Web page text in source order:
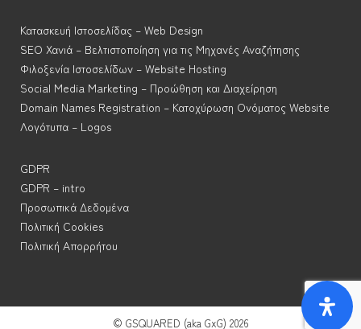
Κατασκευή Ιστοσελίδας – Web Design
SEO Χανιά – Βελτιστοποίηση για τις Μηχανές Αναζήτησης
Φιλοξενία Ιστοσελίδων – Website Hosting
Social Media Marketing – Προώθηση και Διαχείρηση
Domain Names Registration – Κατοχύρωση Ονόματος Website
Λογότυπα – Logos
GDPR
GDPR – intro
Προσωπικά Δεδομένα
Πολιτική Cookies
Πολιτική Απορρήτου
© GSQUARED (aka GxG) 2026 ↑